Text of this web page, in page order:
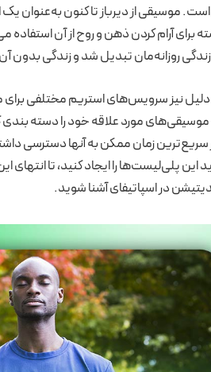
موسیقی از دیرباز تا کنون به‌عنوان
برای آرام کردن ذهن و روح از آن
زندگی روزانه‌مان تبدیل شد و زندگی بدون
نیز سرویس‌های استریم مختلفی برای
مورد علاقه خود را دسته بندی
سریع‌ترین زمان ممکن به آنها دسترسی
این پلی‌لیست‌ها را ایجاد کنید، تا انتهای
در اسپاتیفای آشنا شوید.